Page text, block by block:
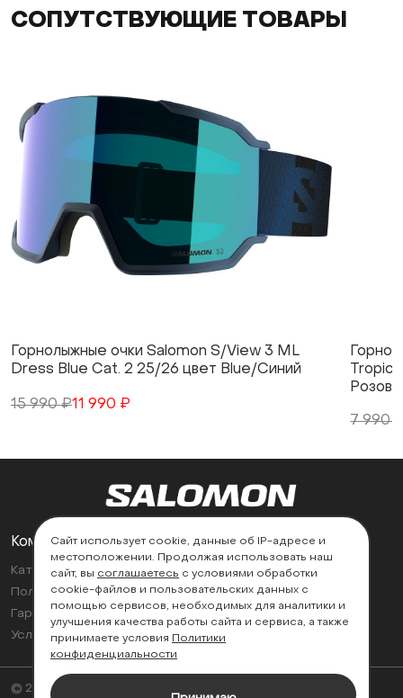
СОПУТСТВУЮЩИЕ ТОВАРЫ
Горнолыжные очки Salomon S/View 3 ML
Dress Blue Cat. 2 25/26 цвет Blue/Синий
15 990 ₽11 990 ₽
7 990
Компания
Каталог
Политика возврата
Гарантии
Условия эксплуатации
Поддержка
Контакты
Найти магазин
© 2026
Сайт использует cookie, данные об IP-адресе и
местоположении. Продолжая использовать наш
сайт, вы соглашаетесь с условиями обработки
cookie-файлов и пользовательских данных с
помощью сервисов, необходимых для аналитики и
улучшения качества работы сайта и сервиса, а также
принимаете условия Политики
конфиденциальности